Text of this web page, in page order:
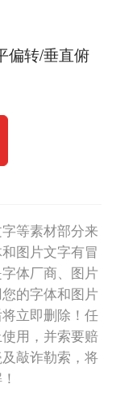
转/垂直俯
等素材部分来
图片文字有冒
体厂商、图片
的字体和图片
立即删除！任
用，并索要赔
敲诈勒索，将